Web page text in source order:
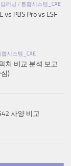
러닝 / 통합시스템_CAE
vs PBS Pro vs LSF
합시스템_CAE
처 비교 분석 보고
)
사양 비교